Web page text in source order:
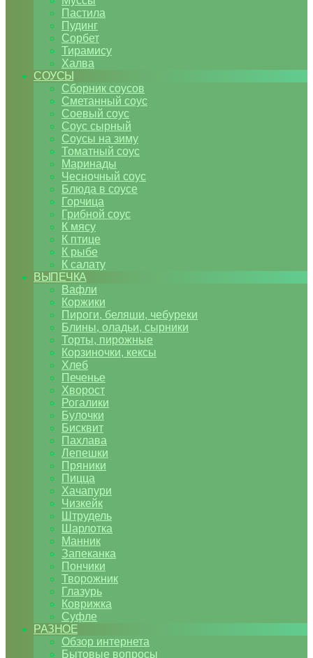
Пастила
Пудинг
Сорбет
Тирамису
Халва
СОУСЫ
Сборник соусов
Сметанный соус
Соевый соус
Соус сырный
Соусы на зиму
Томатный соус
Маринады
Чесночный соус
Блюда в соусе
Горчица
Грибной соус
К мясу
К птице
К рыбе
К салату
ВЫПЕЧКА
Вафли
Коржики
Пироги, беляши, чебуреки
Блины, оладьи, сырники
Торты, пирожные
Корзиночки, кексы
Хлеб
Печенье
Хворост
Рогалики
Булочки
Бисквит
Пахлава
Лепешки
Пряники
Пицца
Хачапури
Чизкейк
Штрудель
Шарлотка
Манник
Запеканка
Пончики
Творожник
Глазурь
Коврижка
Суфле
РАЗНОЕ
Обзор интернета
Бытовые вопросы